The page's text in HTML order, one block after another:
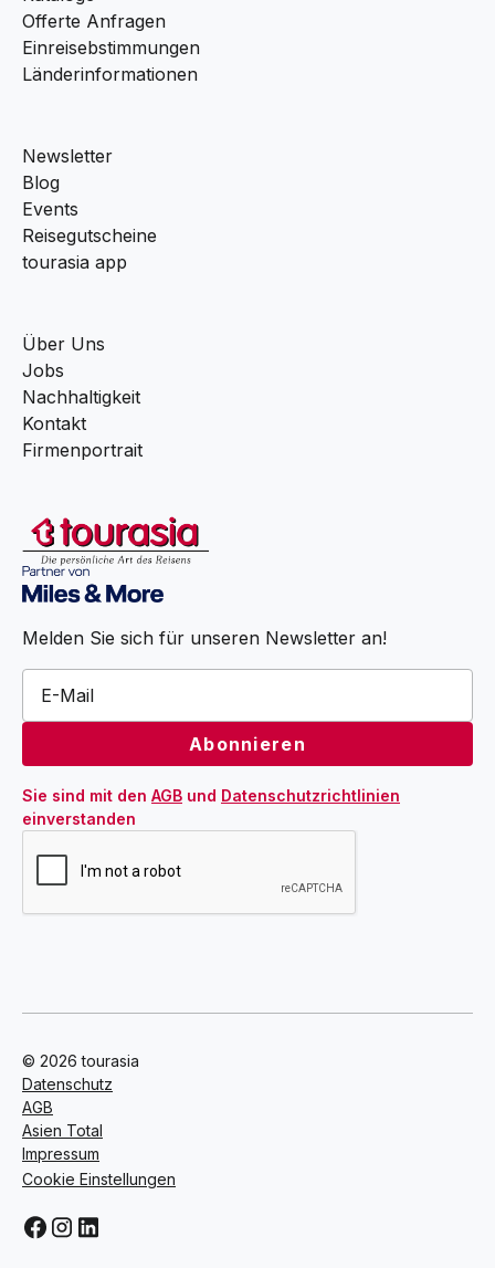
Offerte Anfragen
Einreisebstimmungen
Länderinformationen
Newsletter
Blog
Events
Reisegutscheine
tourasia app
Über Uns
Jobs
Nachhaltigkeit
Kontakt
Firmenportrait
Melden Sie sich für unseren Newsletter an!
Sie sind mit den AGB und Datenschutzrichtlinien
einverstanden
© 2026 tourasia
Datenschutz
AGB
Asien Total
Impressum
Cookie Einstellungen